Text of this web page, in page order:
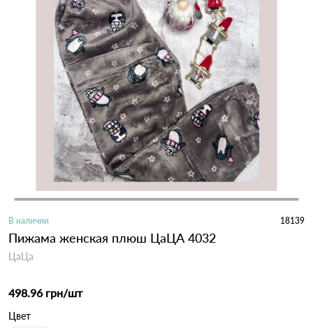
В наличии 18139
Пижама женская плюш ЦаЦА 4032
ЦаЦа
498.96 грн/шт
Цвет